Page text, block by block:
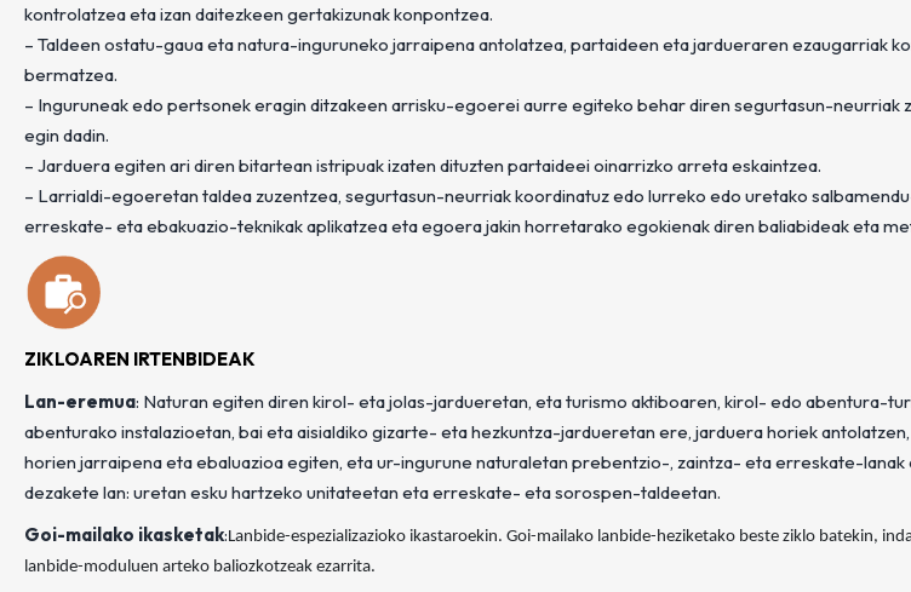
kontrolatzea eta izan daitezkeen gertakizunak konpontzea.
– Taldeen ostatu-gaua eta natura-inguruneko jarraipena antolatzea, partaideen eta jardueraren ezaugarriak
bermatzea.
– Inguruneak edo pertsonek eragin ditzakeen arrisku-egoerei aurre egiteko behar diren segurtasun-neurriak
egin dadin.
– Jarduera egiten ari diren bitartean istripuak izaten dituzten partaideei oinarrizko arreta eskaintzea.
– Larrialdi-egoeretan taldea zuzentzea, segurtasun-neurriak koordinatuz edo lurreko edo uretako
erreskate- eta ebakuazio-teknikak aplikatzea eta egoera jakin horretarako egokienak diren baliabideak eta
ZIKLOAREN IRTENBIDEAK
Lan-eremua: Naturan egiten diren kirol- eta jolas-jardueretan, eta turismo aktiboaren, kirol- edo abentura-
abenturako instalazioetan, bai eta aisialdiko gizarte- eta hezkuntza-jardueretan ere, jarduera horiek
horien jarraipena eta ebaluazioa egiten, eta ur-ingurune naturaletan prebentzio-, zaintza- eta erreskate-lanak
dezakete lan: uretan esku hartzeko unitateetan eta erreskate- eta sorospen-taldeetan.
Goi-mailako ikasketak:Lanbide-espezializazioko ikastaroekin. Goi-mailako lanbide-heziketako beste ziklo batekin,
lanbide-moduluen arteko baliozkotzeak ezarrita.